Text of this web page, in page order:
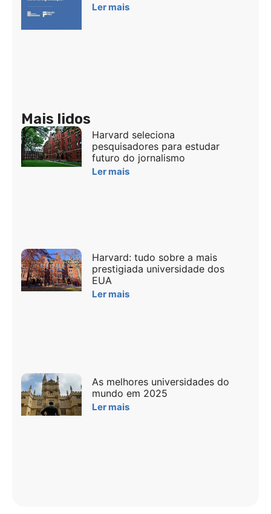
Ler mais
Mais lidos
Harvard seleciona
pesquisadores para estudar
futuro do jornalismo
Ler mais
Harvard: tudo sobre a mais
prestigiada universidade dos
EUA
Ler mais
As melhores universidades do
mundo em 2025
Ler mais